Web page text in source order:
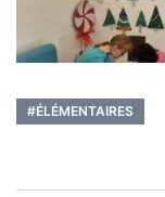
#ÉLÉMENTAIRES